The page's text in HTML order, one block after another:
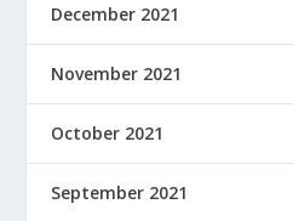
December 2021
November 2021
October 2021
September 2021